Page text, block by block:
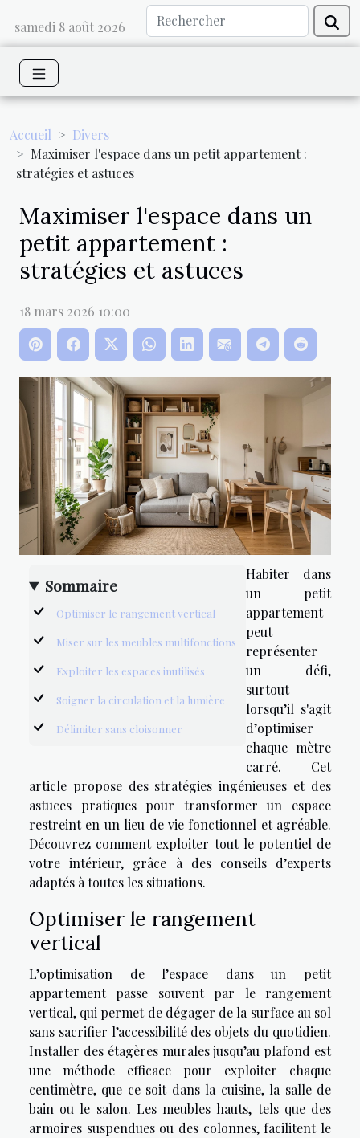
samedi 8 août 2026
Accueil
Divers
Maximiser l'espace dans un petit appartement :
stratégies et astuces
Maximiser l'espace dans un
petit appartement :
stratégies et astuces
18 mars 2026 10:00
Sommaire
Optimiser le rangement vertical
Miser sur les meubles multifonctions
Exploiter les espaces inutilisés
Soigner la circulation et la lumière
Délimiter sans cloisonner
Habiter dans
un petit
appartement
peut
représenter
un défi,
surtout
lorsqu’il s'agit
d’optimiser
chaque mètre
carré. Cet
article propose des stratégies ingénieuses et des
astuces pratiques pour transformer un espace
restreint en un lieu de vie fonctionnel et agréable.
Découvrez comment exploiter tout le potentiel de
votre intérieur, grâce à des conseils d’experts
adaptés à toutes les situations.
Optimiser le rangement
vertical
L’optimisation de l’espace dans un petit
appartement passe souvent par le rangement
vertical, qui permet de dégager de la surface au sol
sans sacrifier l’accessibilité des objets du quotidien.
Installer des étagères murales jusqu’au plafond est
une méthode efficace pour exploiter chaque
centimètre, que ce soit dans la cuisine, la salle de
bain ou le salon. Les meubles hauts, tels que des
armoires suspendues ou des colonnes, facilitent le